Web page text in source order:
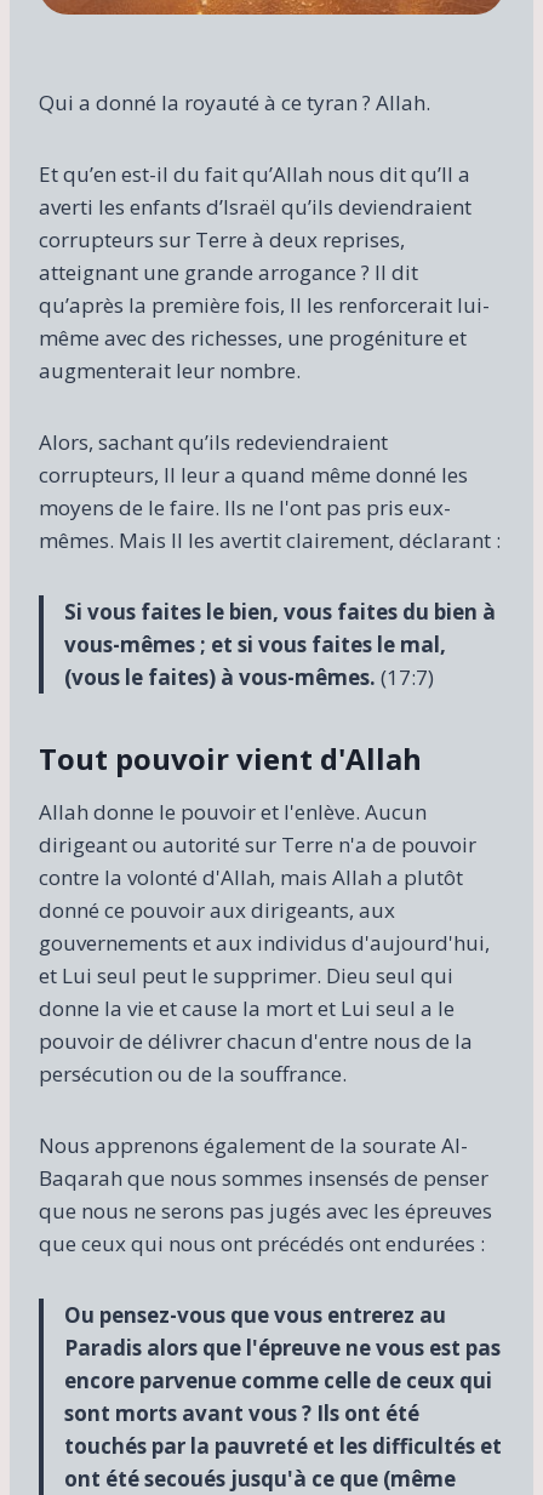
Qui a donné la royauté à ce tyran ? Allah.
Et qu’en est-il du fait qu’Allah nous dit qu’Il ​​a
averti les enfants d’Israël qu’ils deviendraient
corrupteurs sur Terre à deux reprises,
atteignant une grande arrogance ? Il dit
qu’après la première fois, Il les renforcerait lui-
même avec des richesses, une progéniture et
augmenterait leur nombre.
Alors, sachant qu’ils redeviendraient
corrupteurs, Il leur a quand même donné les
moyens de le faire. Ils ne l'ont pas pris eux-
mêmes. Mais Il les avertit clairement, déclarant :
Si vous faites le bien, vous faites du bien à
vous-mêmes ; et si vous faites le mal,
(vous le faites) à vous-mêmes. (17:7)
Tout pouvoir vient d'Allah
Allah donne le pouvoir et l'enlève. Aucun
dirigeant ou autorité sur Terre n'a de pouvoir
contre la volonté d'Allah, mais Allah a plutôt
donné ce pouvoir aux dirigeants, aux
gouvernements et aux individus d'aujourd'hui,
et Lui seul peut le supprimer. Dieu seul qui
donne la vie et cause la mort et Lui seul a le
pouvoir de délivrer chacun d'entre nous de la
persécution ou de la souffrance.
Nous apprenons également de la sourate Al-
Baqarah que nous sommes insensés de penser
que nous ne serons pas jugés avec les épreuves
que ceux qui nous ont précédés ont endurées :
Ou pensez-vous que vous entrerez au
Paradis alors que l'épreuve ne vous est pas
encore parvenue comme celle de ceux qui
sont morts avant vous ? Ils ont été
touchés par la pauvreté et les difficultés et
ont été secoués jusqu'à ce que (même